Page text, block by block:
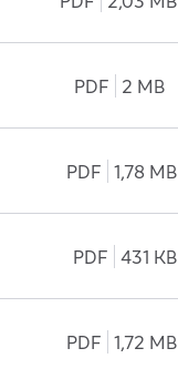
PDF 2 MB
PDF 1,78 MB
PDF 431 KB
PDF 1,72 MB